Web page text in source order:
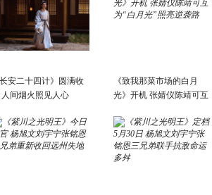
长安二十四计》圆满收
人间烟火照见人心
《致我那菜市场的白月
光》开机 张婧仪陈靖可互